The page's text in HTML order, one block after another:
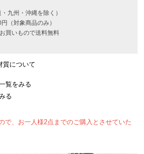
九州・沖縄を除く）
（対象商品のみ）
買いもので送料無料
質について
覧をみる
る
で、お一人様2点までのご購入とさせていた